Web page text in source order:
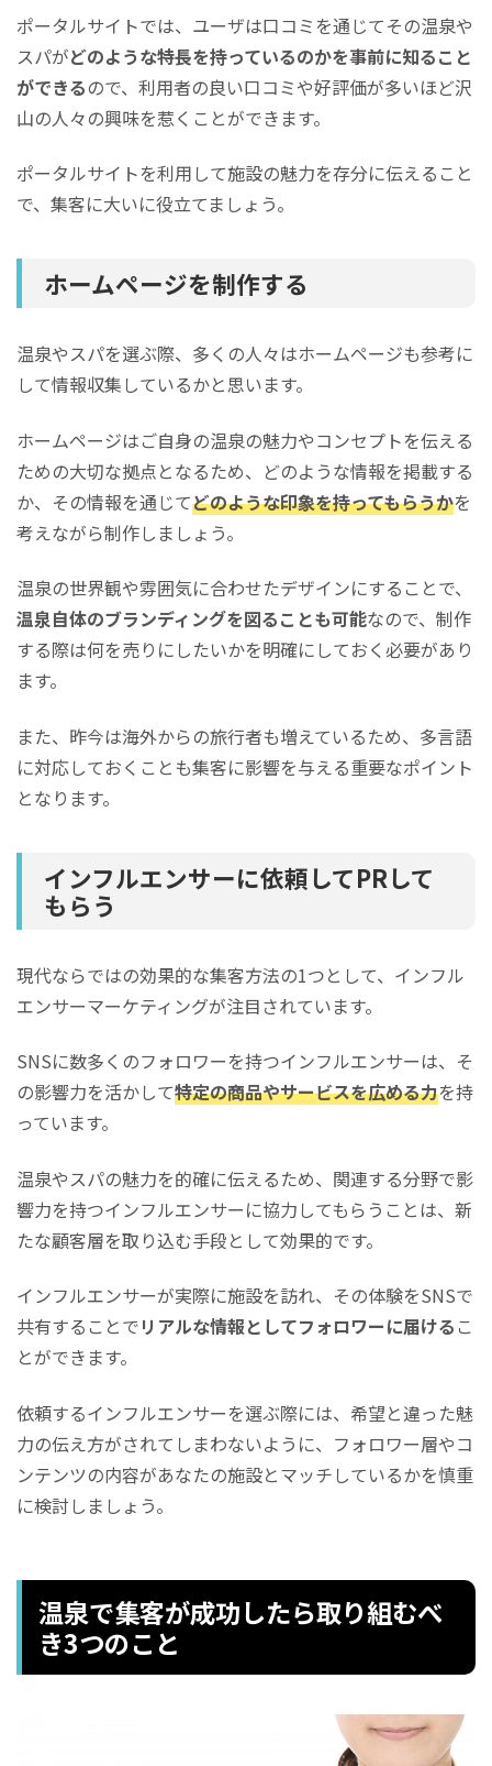
ポータルサイトでは、ユーザは口コミを通じてその温泉や
スパがどのような特長を持っているのかを事前に知ること
ができるので、利用者の良い口コミや好評価が多いほど沢
山の人々の興味を惹くことができます。
ポータルサイトを利用して施設の魅力を存分に伝えること
で、集客に大いに役立てましょう。
ホームページを制作する
温泉やスパを選ぶ際、多くの人々はホームページも参考に
して情報収集しているかと思います。
ホームページはご自身の温泉の魅力やコンセプトを伝える
ための大切な拠点となるため、どのような情報を掲載する
か、その情報を通じてどのような印象を持ってもらうかを
考えながら制作しましょう。
温泉の世界観や雰囲気に合わせたデザインにすることで、
温泉自体のブランディングを図ることも可能なので、制作
する際は何を売りにしたいかを明確にしておく必要があり
ます。
また、昨今は海外からの旅行者も増えているため、多言語
に対応しておくことも集客に影響を与える重要なポイント
となります。
インフルエンサーに依頼してPRして
もらう
現代ならではの効果的な集客方法の1つとして、インフル
エンサーマーケティングが注目されています。
SNSに数多くのフォロワーを持つインフルエンサーは、そ
の影響力を活かして特定の商品やサービスを広める力を持
っています。
温泉やスパの魅力を的確に伝えるため、関連する分野で影
響力を持つインフルエンサーに協力してもらうことは、新
たな顧客層を取り込む手段として効果的です。
インフルエンサーが実際に施設を訪れ、その体験をSNSで
共有することでリアルな情報としてフォロワーに届ける こ
とができます。
依頼するインフルエンサーを選ぶ際には、希望と違った魅
力の伝え方がされてしまわないように、フォロワー層やコ
ンテンツの内容があなたの施設とマッチしているかを慎重
に検討しましょう。
温泉で集客が成功したら取り組むべ
き3つのこと